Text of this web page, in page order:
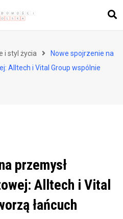
i styl życia
Nowe spojrzenie na
Alltech i Vital Group wspólnie
przemysł
Alltech i Vital
łańcuch